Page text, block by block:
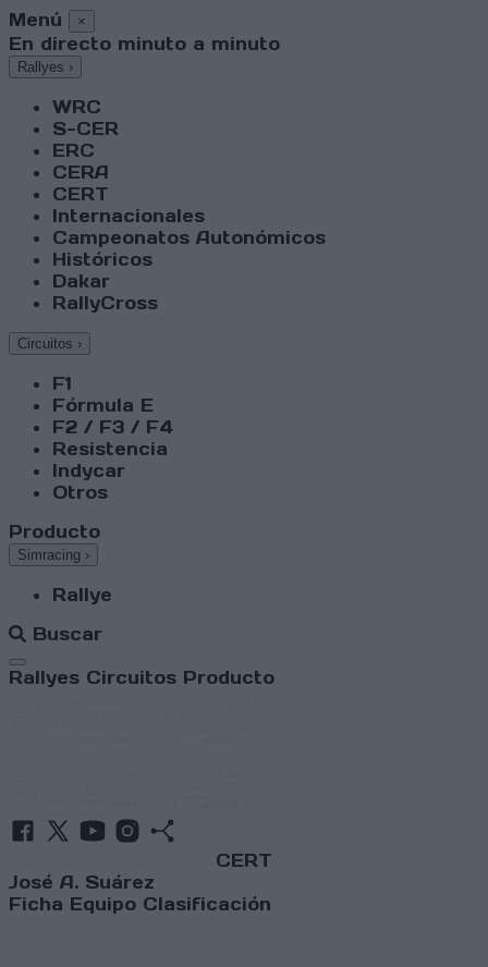
Menú ×
En directo minuto a minuto
Rallyes ›
WRC
S-CER
ERC
CERA
CERT
Internacionales
Campeonatos Autonómicos
Históricos
Dakar
RallyCross
Circuitos ›
F1
Fórmula E
F2 / F3 / F4
Resistencia
Indycar
Otros
Producto
Simracing ›
Rallye
Buscar
Abrir menú
Rallyes Circuitos Producto
CERT
José A. Suárez
Ficha Equipo Clasificación